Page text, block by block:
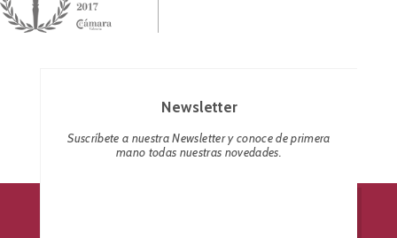
Newsletter
Suscríbete a nuestra Newsletter y conoce de primera
mano todas nuestras novedades.